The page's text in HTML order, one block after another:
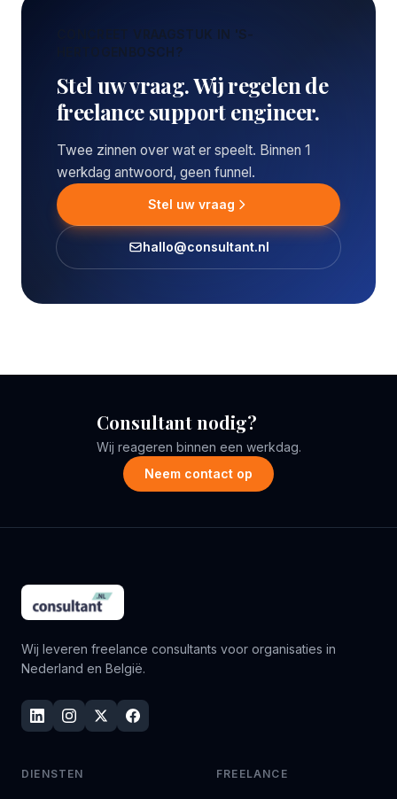
CONCREET VRAAGSTUK IN 'S-
HERTOGENBOSCH?
Stel uw vraag. Wij regelen de
freelance support engineer.
Twee zinnen over wat er speelt. Binnen 1
werkdag antwoord, geen funnel.
Stel uw vraag
hallo@consultant.nl
Consultant nodig?
Wij reageren binnen een werkdag.
Neem contact op
Wij leveren freelance consultants voor organisaties in
Nederland en België.
DIENSTEN FREELANCE